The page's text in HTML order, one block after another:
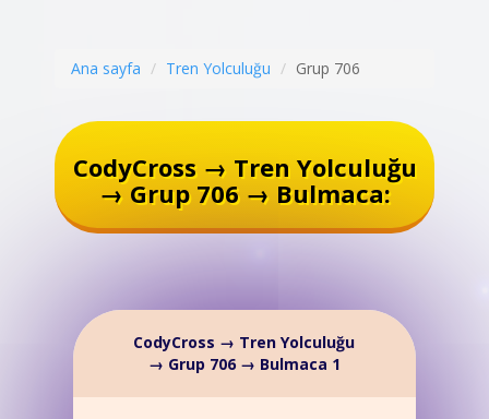
Ana sayfa Tren Yolculuğu Grup 706
CodyCross → Tren Yolculuğu
→ Grup 706 → Bulmaca:
CodyCross → Tren Yolculuğu
→ Grup 706 → Bulmaca 1